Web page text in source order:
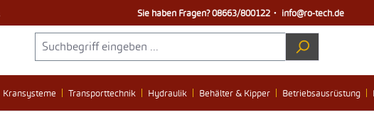
Sie haben Fragen?08663/800122・ info@ro-tech.de
Kransysteme Transporttechnik Hydraulik Behälter & Kipper Betriebsausrüstung